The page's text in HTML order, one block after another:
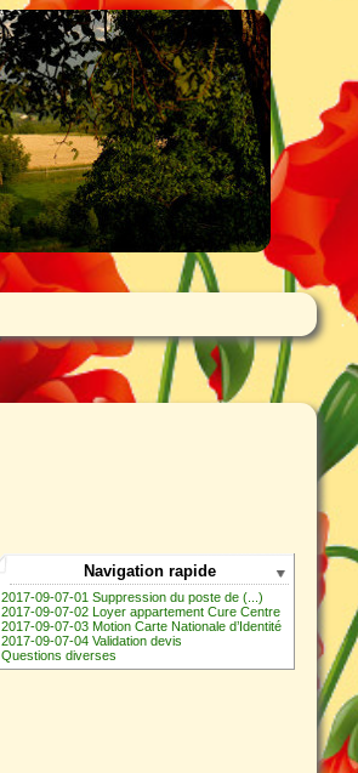
Navigation rapide
2017-09-07-01 Suppression du poste de (...)
2017-09-07-02 Loyer appartement Cure Centre
2017-09-07-03 Motion Carte Nationale d’Identité
2017-09-07-04 Validation devis
Questions diverses